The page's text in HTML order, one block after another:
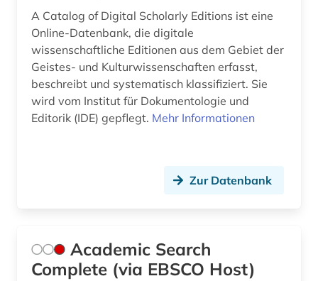
choralbearbeitung (3)
choralsatz (1)
choreographie (1)
chorgesang (1)
compact-disc (1)
A Catalog of Digital Scholarly Editions ist eine
Online-Datenbank, die digitale
wissenschaftliche Editionen aus dem Gebiet der
Geistes- und Kulturwissenschaften erfasst,
beschreibt und systematisch klassifiziert. Sie
wird vom Institut für Dokumentologie und
Editorik (IDE) gepflegt. Mehr Informationen
Zur Datenbank
Academic Search
Complete (via EBSCO Host)